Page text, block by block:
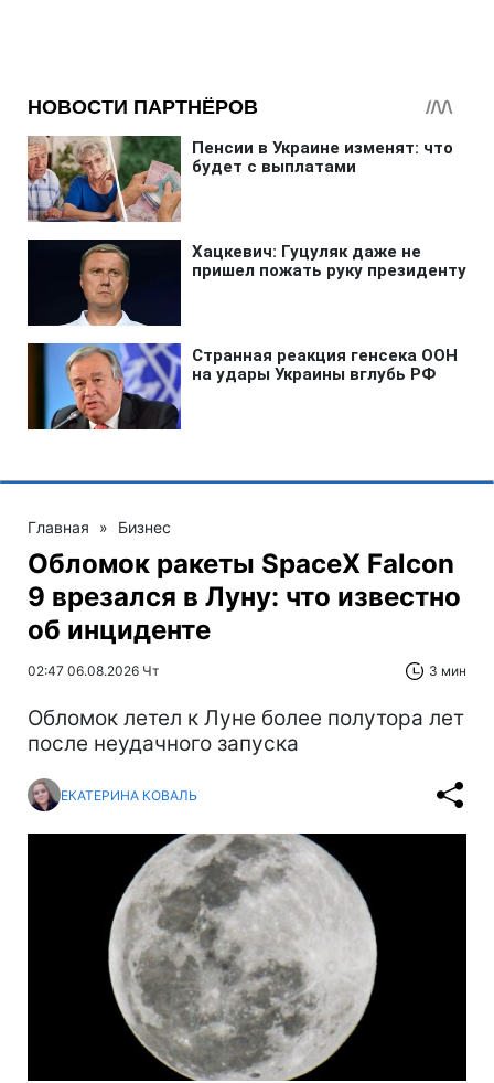
Главная » Бизнес
Обломок ракеты SpaceX Falcon
9 врезался в Луну: что известно
об инциденте
02:47 06.08.2026 Чт 3 мин
Обломок летел к Луне более полутора лет
после неудачного запуска
ЕКАТЕРИНА КОВАЛЬ